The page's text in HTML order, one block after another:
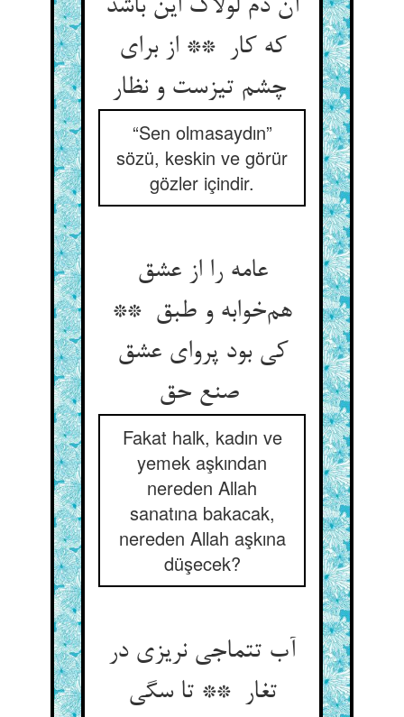
آن دم لولاک این باشد
که کار ** از برای
چشم تیزست و نظار
“Sen olmasaydın”
sözü, keskin ve görür
gözler içindir.
عامه را از عشق
هم‌خوابه و طبق **
کی بود پروای عشق
صنع حق
Fakat halk, kadın ve
yemek aşkından
nereden Allah
sanatına bakacak,
nereden Allah aşkına
düşecek?
آب تتماجی نریزی در
تغار ** تا سگی